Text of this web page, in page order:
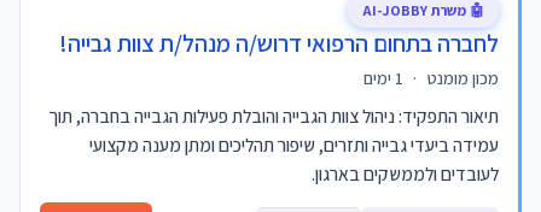
לחברה בתחום הרפואי דרוש/ה מנהל/ת צוות גבייה!
מכון מומנט ·
תיאור התפקיד: ניהול צוות הגבייה והובלת פעילות הגבייה בחברה, תוך
עמידה ביעדי גבייה ותזרים, שיפור תהליכים ומתן מענה מקצועי
לעובדים ולממשקים בארגון.
🤖 משרת AI-JOBBY